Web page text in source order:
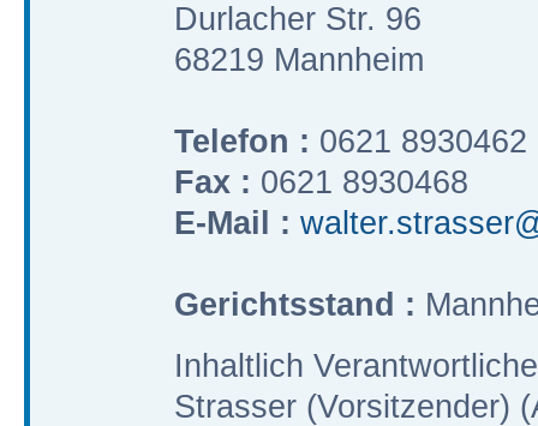
Durlacher Str. 96
68219 Mannheim
Telefon : 0621 8930462
Fax : 0621 8930468
E-Mail :
Gerichtsstand :
Inhaltlich
Strasser (Vorsitzender)